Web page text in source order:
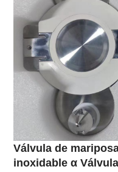
Válvula de
inoxidable α